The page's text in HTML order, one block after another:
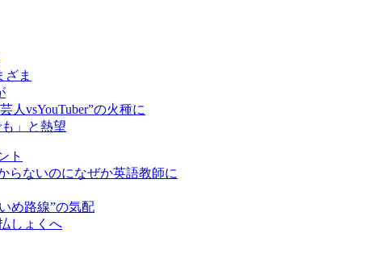
ま
vsYouTuber”の火種に
」と熱望
ト
らないのになぜか英語教師に
め路線”の気配
しょくへ